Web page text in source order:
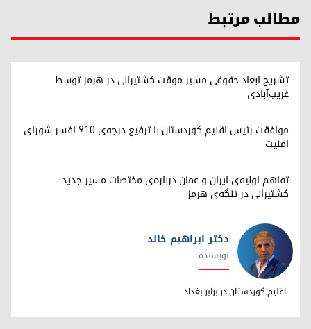
مطالب مرتبط
تشریح ابعاد حقوقی مسیر موقت کشتیرانی در هرمز توسط
غریب‌آبادی
موافقت رئیس اقلیم کوردستان با ترفیع درجه‌ی ۹۱۰ افسر شورای
امنیت
تفاهم اولیه‌ی ایران و عمان درباره‌ی مختصات مسیر جدید
کشتیرانی در تنگه‌ی هرمز
دکتر ابراهیم خالد
دکتر ابراهیم خالد
نویسنده
اقلیم کوردستان در برابر بغداد